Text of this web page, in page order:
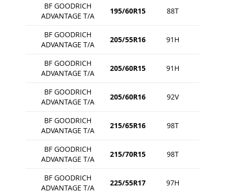
BF GOODRICH
ADVANTAGE T/A
195/60R15 88T
BF GOODRICH
ADVANTAGE T/A
205/55R16 91H
BF GOODRICH
ADVANTAGE T/A
205/60R15 91H
BF GOODRICH
ADVANTAGE T/A
205/60R16 92V
BF GOODRICH
ADVANTAGE T/A
215/65R16 98T
BF GOODRICH
ADVANTAGE T/A
215/70R15 98T
BF GOODRICH
ADVANTAGE T/A
225/55R17 97H